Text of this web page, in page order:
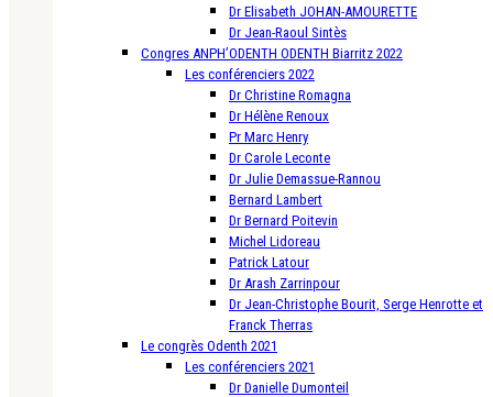
Dr Elisabeth JOHAN-AMOURETTE
Dr Jean-Raoul Sintès
Congres ANPH’ODENTH ODENTH Biarritz 2022
Les conférenciers 2022
Dr Christine Romagna
Dr Hélène Renoux
Pr Marc Henry
Dr Carole Leconte
Dr Julie Demassue-Rannou
Bernard Lambert
Dr Bernard Poitevin
Michel Lidoreau
Patrick Latour
Dr Arash Zarrinpour
Dr Jean-Christophe Bourit, Serge Henrotte et
Franck Therras
Le congrès Odenth 2021
Les conférenciers 2021
Dr Danielle Dumonteil